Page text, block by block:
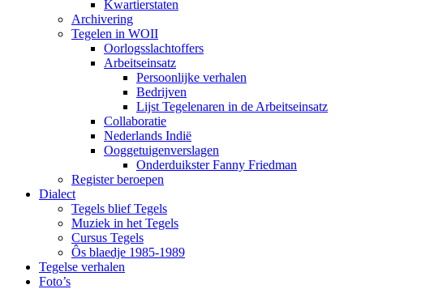
Kwartierstaten
Archivering
Tegelen in WOII
Oorlogsslachtoffers
Arbeitseinsatz
Persoonlijke verhalen
Bedrijven
Lijst Tegelenaren in de Arbeitseinsatz
Collaboratie
Nederlands Indië
Ooggetuigenverslagen
Onderduikster Fanny Friedman
Register beroepen
Dialect
Tegels blief Tegels
Muziek in het Tegels
Cursus Tegels
Ôs blaedje 1985-1989
Tegelse verhalen
Foto’s